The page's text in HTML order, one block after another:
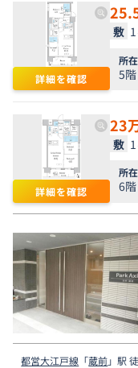
詳細を確認
敷
所
5階
詳細を確認
23
敷
所
6階
都営大江戸線 「蔵前」駅